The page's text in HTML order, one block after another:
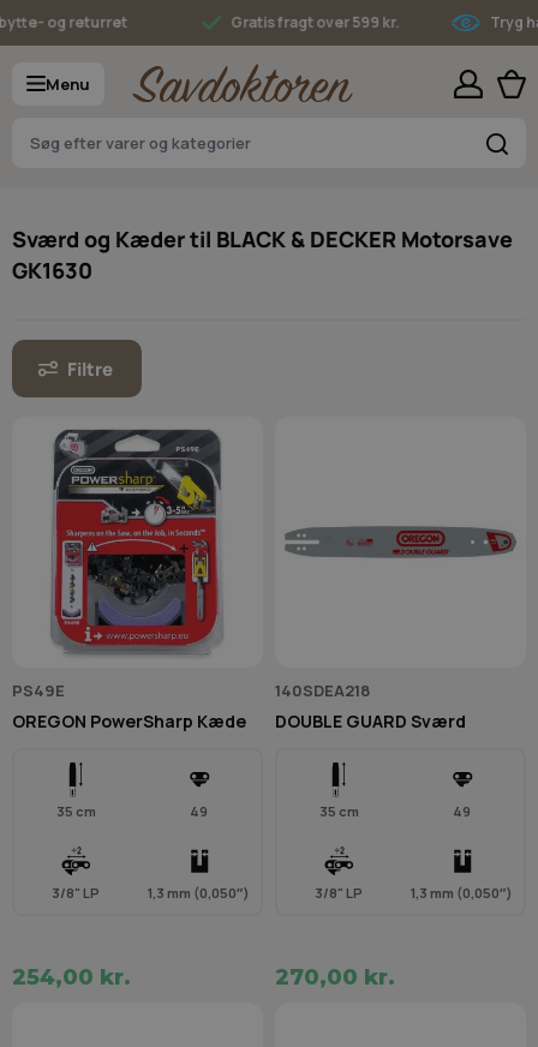
Skip to Content
og returret Gratis fragt over 599 kr. Tryg
Menu
Sværd og Kæder til BLACK & DECKER Motorsave
GK1630
Filtre
PS49E
OREGON PowerSharp Kæde
35 cm 49
3/8" LP 1,3 mm (0,050″)
254,00 kr.
140SDEA218
DOUBLE GUARD Sværd
35 cm 49
3/8" LP 1,3 mm (0,050″)
270,00 kr.